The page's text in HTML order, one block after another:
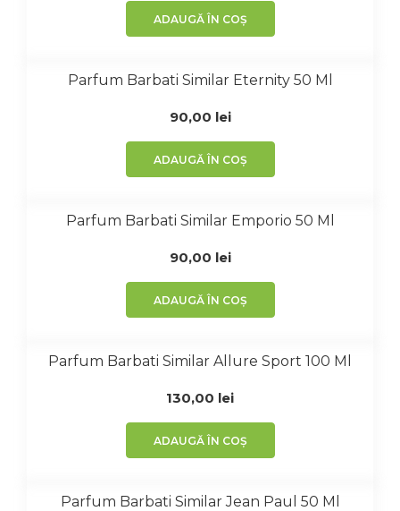
ADAUGĂ ÎN COȘ
Parfum Barbati Similar Eternity 50 Ml
90,00 lei
ADAUGĂ ÎN COȘ
Parfum Barbati Similar Emporio 50 Ml
90,00 lei
ADAUGĂ ÎN COȘ
Parfum Barbati Similar Allure Sport 100 Ml
130,00 lei
ADAUGĂ ÎN COȘ
Parfum Barbati Similar Jean Paul 50 Ml